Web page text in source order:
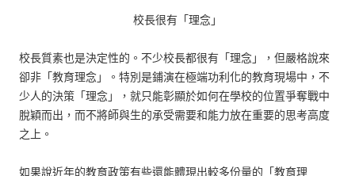
校長很有「理念」
校長質素也是決定性的。不少校長都很有「理念」，但嚴格說來
卻非「教育理念」。特別是鋪演在極端功利化的教育現場中，不
少人的決策「理念」，就只能彰顯於如何在學校的位置爭奪戰中
脫穎而出，而不將師與生的承受需要和能力放在重要的思考高度
之上。
如果說近年的教育政策有些還能體現出較多份量的「教育理